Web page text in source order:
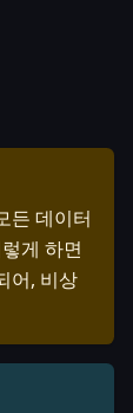
든 데이터
게 하면
어, 비상